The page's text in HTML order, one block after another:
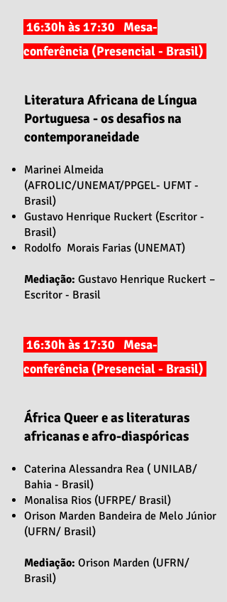
16:30h às 17:30 Mesa-
conferência (Presencial - Brasil)
Literatura Africana de Língua
Portuguesa - os desafios na
contemporaneidade
Marinei Almeida
(AFROLIC/UNEMAT/PPGEL- UFMT -
Brasil)
Gustavo Henrique Ruckert (Escritor -
Brasil)
Rodolfo Morais Farias (UNEMAT)
Mediação: Gustavo Henrique Ruckert –
Escritor - Brasil
16:30h às 17:30 Mesa-
conferência (Presencial - Brasil)
África Queer e as literaturas
africanas e afro-diaspóricas
Caterina Alessandra Rea ( UNILAB/
Bahia - Brasil)
Monalisa Rios (UFRPE/ Brasil)
Orison Marden Bandeira de Melo Júnior
(UFRN/ Brasil)
Mediação: Orison Marden (UFRN/
Brasil)